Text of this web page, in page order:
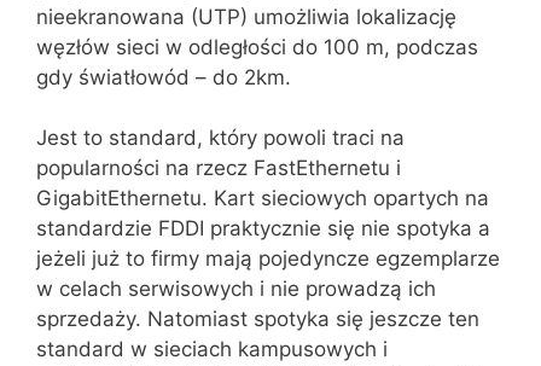
nieekranowana (UTP) umożliwia lokalizację
węzłów sieci w odległości do 100 m, podczas
gdy światłowód – do 2km.
Jest to standard, który powoli traci na
popularności na rzecz FastEthernetu i
GigabitEthernetu. Kart sieciowych opartych na
standardzie FDDI praktycznie się nie spotyka a
jeżeli już to firmy mają pojedyncze egzemplarze
w celach serwisowych i nie prowadzą ich
sprzedaży. Natomiast spotyka się jeszcze ten
standard w sieciach kampusowych i